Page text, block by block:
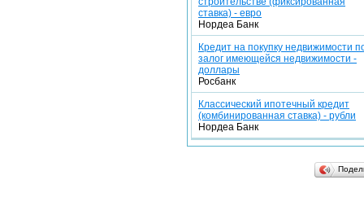
ставка) - евро
Нордеа Банк
Кредит на покупку недвижимости
залог имеющейся недвижимости -
доллары
Росбанк
Классический ипотечный кредит
(комбинированная ставка) - рубли
Нордеа Банк